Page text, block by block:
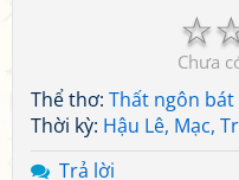
☆
Chưa
Thể thơ: Thất ngôn bát
Thời kỳ: Hậu Lê, Mạc,
Trả lời